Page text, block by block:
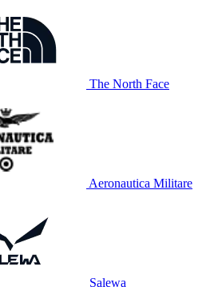
The North Face
Aeronautica Militare
Salewa